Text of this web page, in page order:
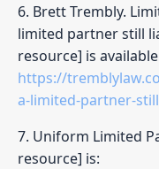
6. Brett Trembly.
limited partner still
resource] is
https://
a-limited-partner-
7. Uniform Limited
resource] is: